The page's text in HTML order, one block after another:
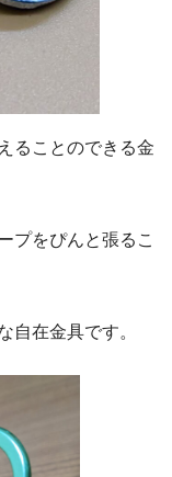
ることのできる金
プをぴんと張るこ
自在金具です。